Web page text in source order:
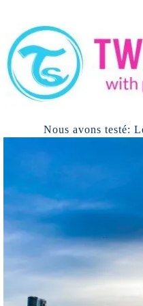
Nous avons testé: